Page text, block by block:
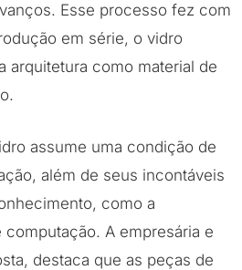
Esse processo fez com
em série, o vidro
arquitetura como material de
assume uma condição de
além de seus incontáveis
como a
A empresária e
destaca que as peças de